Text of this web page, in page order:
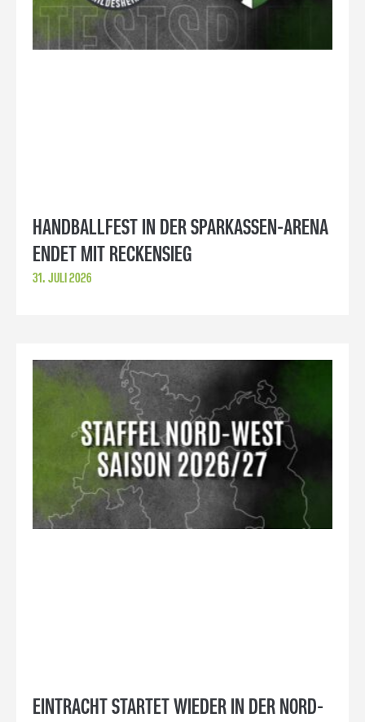
HANDBALLFEST IN DER SPARKASSEN-ARENA
ENDET MIT RECKENSIEG
31. JULI 2026
EINTRACHT STARTET WIEDER IN DER NORD-